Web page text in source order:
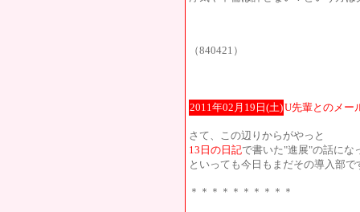
（840421）
2011年02月19日(土)U先輩とのメー
さて、この辺りからがやっと
13日の日記で書いた"進展"の話にな
といっても今日もまだその導入部で
＊＊＊＊＊＊＊＊＊＊